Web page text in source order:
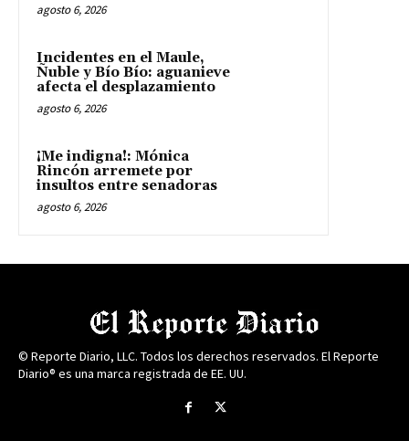
agosto 6, 2026
Incidentes en el Maule,
Ñuble y Bío Bío: aguanieve
afecta el desplazamiento
agosto 6, 2026
¡Me indigna!: Mónica
Rincón arremete por
insultos entre senadoras
agosto 6, 2026
© Reporte Diario, LLC. Todos los derechos reservados. El Reporte
Diario® es una marca registrada de EE. UU.